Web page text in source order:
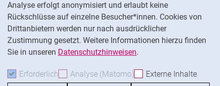
Analyse erfolgt anonymisiert und erlaubt keine
Rückschlüsse auf einzelne Besucher*innen. Cookies von
Drittanbietern werden nur nach ausdrücklicher
Zustimmung gesetzt. Weitere Informationen hierzu finden
Sie in unseren Datenschutzhinweisen.
Erforderlich Erforderliche Cookies akzeptieren
Analyse (Matomo) Analyse-Cookies
Externe Inhalte
Impressum
Externer Link: Universität Kassel auf
Facebook(öffnet neues Fenster)
Externer Link: Universität Kassel auf
Instagram (öffnet neues Fenster)